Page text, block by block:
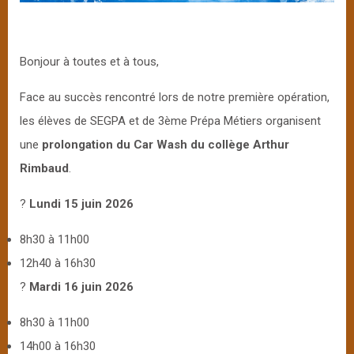
Bonjour à toutes et à tous,
Face au succès rencontré lors de notre première opération,
les élèves de SEGPA et de 3ème Prépa Métiers organisent
une prolongation du Car Wash du collège Arthur
Rimbaud.
? Lundi 15 juin 2026
8h30 à 11h00
12h40 à 16h30
? Mardi 16 juin 2026
8h30 à 11h00
14h00 à 16h30